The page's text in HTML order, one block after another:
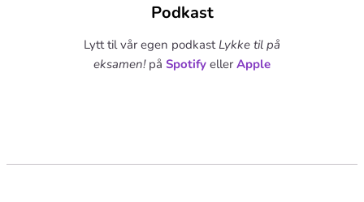
Podkast
Lytt til vår egen podkast Lykke til på
eksamen!på Spotify eller Apple